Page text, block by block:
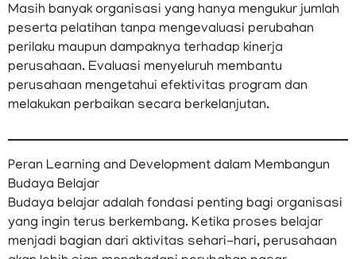
Masih banyak organisasi yang hanya mengukur jumlah
peserta pelatihan tanpa mengevaluasi perubahan
perilaku maupun dampaknya terhadap kinerja
perusahaan. Evaluasi menyeluruh membantu
perusahaan mengetahui efektivitas program dan
melakukan perbaikan secara berkelanjutan.
Peran Learning and Development dalam Membangun
Budaya Belajar
Budaya belajar adalah fondasi penting bagi organisasi
yang ingin terus berkembang. Ketika proses belajar
menjadi bagian dari aktivitas sehari-hari, perusahaan